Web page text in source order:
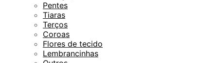
Pentes
Tiaras
Terços
Coroas
Flores de tecido
Lembrancinhas